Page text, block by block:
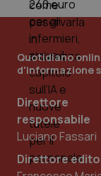
Quotidiano
d'informazione
Direttore
responsabile
Luciano Fassari
Direttore